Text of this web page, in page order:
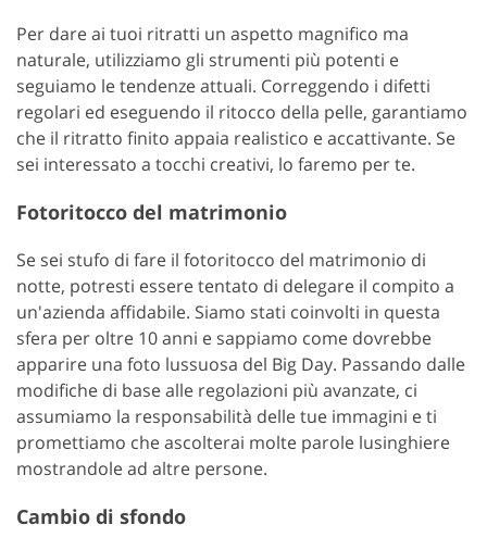
Per dare ai tuoi ritratti un aspetto magnifico ma
naturale, utilizziamo gli strumenti più potenti e
seguiamo le tendenze attuali. Correggendo i difetti
regolari ed eseguendo il ritocco della pelle, garantiamo
che il ritratto finito appaia realistico e accattivante. Se
sei interessato a tocchi creativi, lo faremo per te.
Fotoritocco del matrimonio
Se sei stufo di fare il fotoritocco del matrimonio di
notte, potresti essere tentato di delegare il compito a
un'azienda affidabile. Siamo stati coinvolti in questa
sfera per oltre 10 anni e sappiamo come dovrebbe
apparire una foto lussuosa del Big Day. Passando dalle
modifiche di base alle regolazioni più avanzate, ci
assumiamo la responsabilità delle tue immagini e ti
promettiamo che ascolterai molte parole lusinghiere
mostrandole ad altre persone.
Cambio di sfondo